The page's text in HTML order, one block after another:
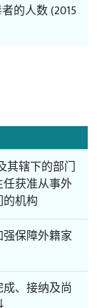
的人数 (2015
其辖下的部门
获准从事外
机构
保障外籍家
、接纳及尚